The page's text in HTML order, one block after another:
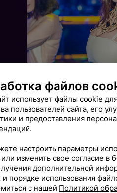
файлов
использует файлы cookie
пользователей сайта, его
и предоставления
настроить параметры
изменить свое согласие в
дополнительной
и порядке использования
с нашей Политикой